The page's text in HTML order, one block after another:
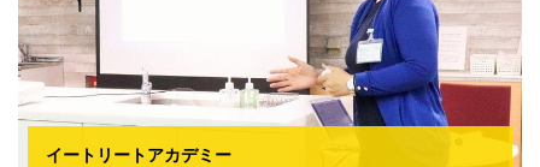
イートリートアカデミー